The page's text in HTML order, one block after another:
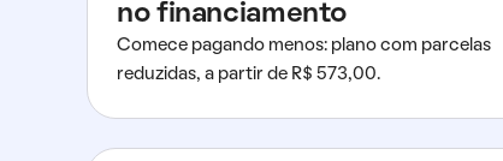
no financiamento
Comece pagando menos: plano com parcelas
reduzidas, a partir de R$ 573,00.